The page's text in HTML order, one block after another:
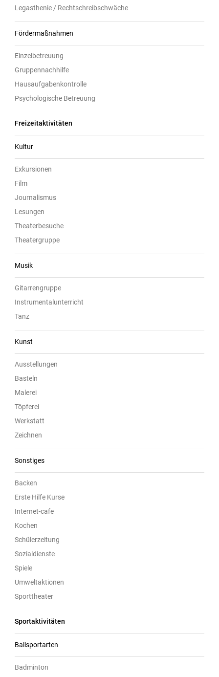
Legasthenie / Rechtschreibschwäche
Fördermaßnahmen
Einzelbetreuung
Gruppennachhilfe
Hausaufgabenkontrolle
Psychologische Betreuung
Freizeitaktivitäten
Kultur
Exkursionen
Film
Journalismus
Lesungen
Theaterbesuche
Theatergruppe
Musik
Gitarrengruppe
Instrumentalunterricht
Tanz
Kunst
Ausstellungen
Basteln
Malerei
Töpferei
Werkstatt
Zeichnen
Sonstiges
Backen
Erste Hilfe Kurse
Internet-cafe
Kochen
Schülerzeitung
Sozialdienste
Spiele
Umweltaktionen
Sporttheater
Sportaktivitäten
Ballsportarten
Badminton